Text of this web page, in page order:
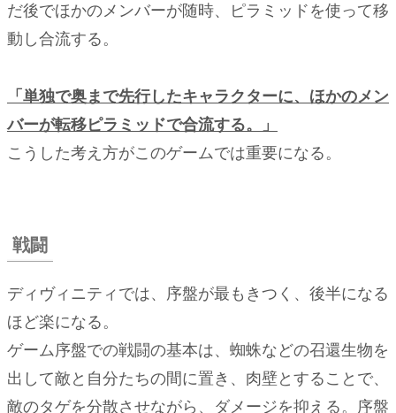
だ後でほかのメンバーが随時、ピラミッドを使って移
動し合流する。
「単独で奥まで先行したキャラクターに、ほかのメン
バーが転移ピラミッドで合流する。」
こうした考え方がこのゲームでは重要になる。
戦闘
ディヴィニティでは、序盤が最もきつく、後半になる
ほど楽になる。
ゲーム序盤での戦闘の基本は、蜘蛛などの召還生物を
出して敵と自分たちの間に置き、肉壁とすることで、
敵のタゲを分散させながら、ダメージを抑える。序盤